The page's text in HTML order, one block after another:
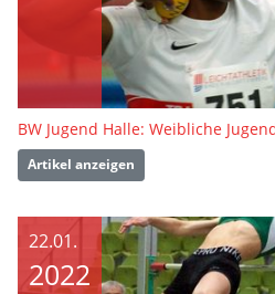
BW Jugend Halle: Weibliche
Artikel anzeigen
22.01.
2022